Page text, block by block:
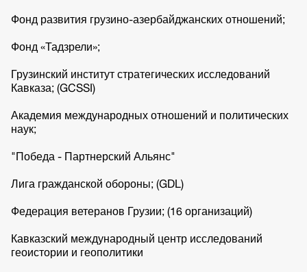
Фонд развития грузино-азербайджанских отношений;
Фонд «Тадзрели»;
Грузинский институт стратегических исследований
Кавказа; (GCSSI)
Академия международных отношений и политических
наук;
"Победа - Партнерский Альянс"
Лига гражданской обороны; (GDL)
Федерация ветеранов Грузии; (16 организаций)
Кавказский международный центр исследований
геоистории и геополитики